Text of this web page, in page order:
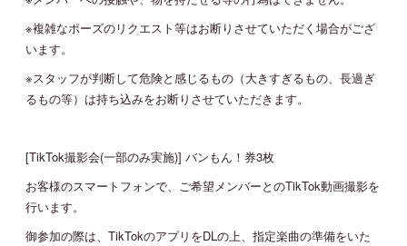
※複雑なポーズのリクエスト等はお断りさせていただく場合がござ
います。
※スタッフが判断して危険と感じるもの（大きすぎるもの、長過ぎ
るもの等）は持ち込みをお断りさせていただきます。
[TikTok撮影会(一部のみ実施)] バンもん！券3枚
お客様のスマートフォンで、ご希望メンバーとのTikTok動画撮影を
行います。
御参加の際は、TikTokのアプリをDLの上、指定楽曲の準備をいた